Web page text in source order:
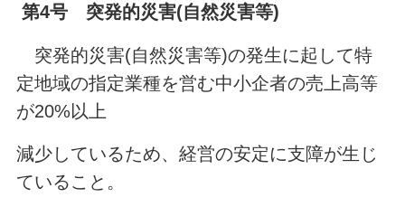
第4号 突発的災害(自然災害等)
突発的災害(自然災害等)の発生に起して特
定地域の指定業種を営む中小企者の売上高等
が20%以上
減少しているため、経営の安定に支障が生じ
ていること。